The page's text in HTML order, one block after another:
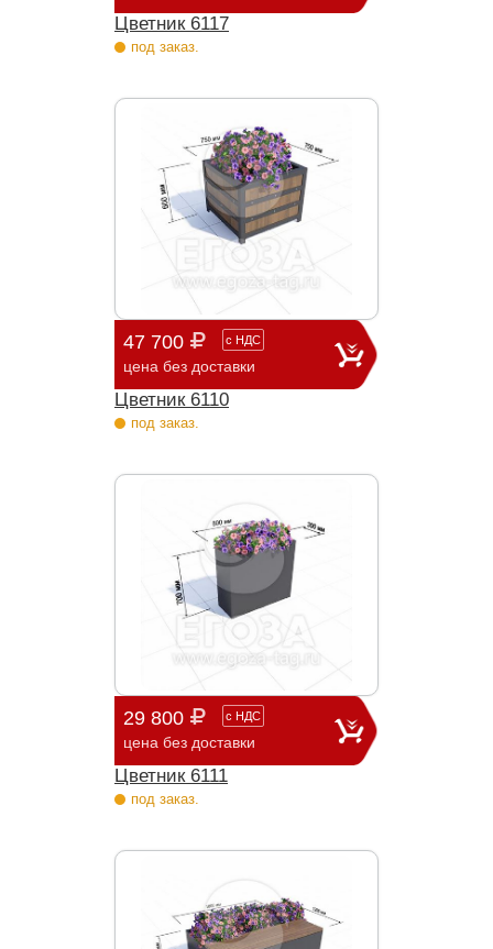
Цветник 6117
под заказ.
47 700 с НДС
цена без доставки
Цветник 6110
под заказ.
29 800 с НДС
цена без доставки
Цветник 6111
под заказ.